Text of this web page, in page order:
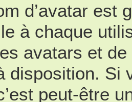
d’avatar est
à chaque
avatars et
disposition. Si
peut-être